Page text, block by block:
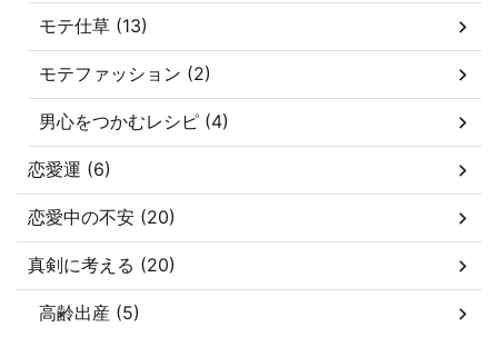
モテ仕草 (13)
モテファッション (2)
男心をつかむレシピ (4)
恋愛運 (6)
恋愛中の不安 (20)
真剣に考える (20)
高齢出産 (5)